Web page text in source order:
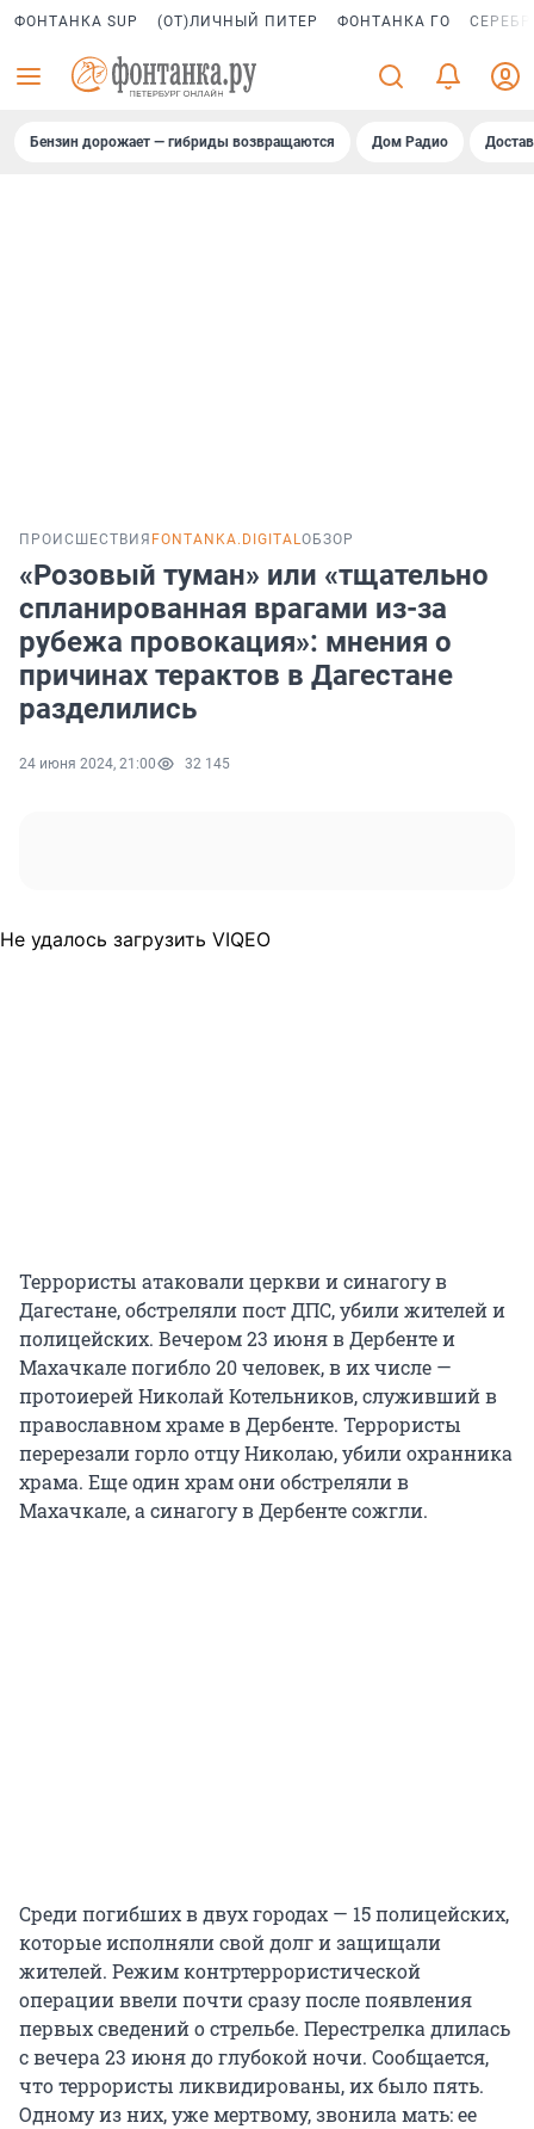
ФОНТАНКА SUP (ОТ)ЛИЧНЫЙ ПИТЕР ФОНТАНКА ГО
Бензин дорожает — гибриды возвращаются Дом Радио
ПРОИСШЕСТВИЯ FONTANKA.DIGITALОБЗОР
«Розовый туман» или «тщательно
спланированная врагами из-за
рубежа провокация»: мнения о
причинах терактов в Дагестане
разделились
24 июня 2024, 21:00 32 145
Не удалось загрузить VIQEO
Террористы атаковали церкви и синагогу в
Дагестане, обстреляли пост ДПС, убили жителей и
полицейских. Вечером 23 июня в Дербенте и
Махачкале погибло 20 человек, в их числе —
протоиерей Николай Котельников, служивший в
православном храме в Дербенте. Террористы
перерезали горло отцу Николаю, убили охранника
храма. Еще один храм они обстреляли в
Махачкале, а синагогу в Дербенте сожгли.
Среди погибших в двух городах — 15 полицейских,
которые исполняли свой долг и защищали
жителей. Режим контртеррористической
операции ввели почти сразу после появления
первых сведений о стрельбе. Перестрелка длилась
с вечера 23 июня до глубокой ночи. Сообщается,
что террористы ликвидированы, их было пять.
Одному из них, уже мертвому, звонила мать: ее